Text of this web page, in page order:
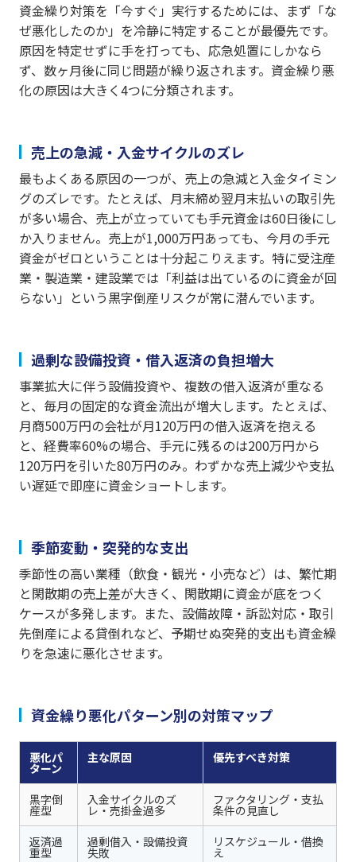
資金繰り対策を「今すぐ」実行するためには、まず「な
ぜ悪化したのか」を冷静に特定することが最優先です。
原因を特定せずに手を打っても、応急処置にしかなら
ず、数ヶ月後に同じ問題が繰り返されます。資金繰り悪
化の原因は大きく4つに分類されます。
売上の急減・入金サイクルのズレ
最もよくある原因の一つが、売上の急減と入金タイミン
グのズレです。たとえば、月末締め翌月末払いの取引先
が多い場合、売上が立っていても手元資金は60日後にし
か入りません。売上が1,000万円あっても、今月の手元
資金がゼロということは十分起こりえます。特に受注産
業・製造業・建設業では「利益は出ているのに資金が回
らない」という黒字倒産リスクが常に潜んでいます。
過剰な設備投資・借入返済の負担増大
事業拡大に伴う設備投資や、複数の借入返済が重なる
と、毎月の固定的な資金流出が増大します。たとえば、
月商500万円の会社が月120万円の借入返済を抱える
と、経費率60%の場合、手元に残るのは200万円から
120万円を引いた80万円のみ。わずかな売上減少や支払
い遅延で即座に資金ショートします。
季節変動・突発的な支出
季節性の高い業種（飲食・観光・小売など）は、繁忙期
と閑散期の売上差が大きく、閑散期に資金が底をつく
ケースが多発します。また、設備故障・訴訟対応・取引
先倒産による貸倒れなど、予期せぬ突発的支出も資金繰
りを急速に悪化させます。
資金繰り悪化パターン別の対策マップ
悪化パ
ターン
主な原因 優先すべき対策
黒字倒
産型
入金サイクルのズ
レ・売掛金過多
ファクタリング・支払
条件の見直し
返済過
重型
過剰借入・設備投資
失敗
リスケジュール・借換
え